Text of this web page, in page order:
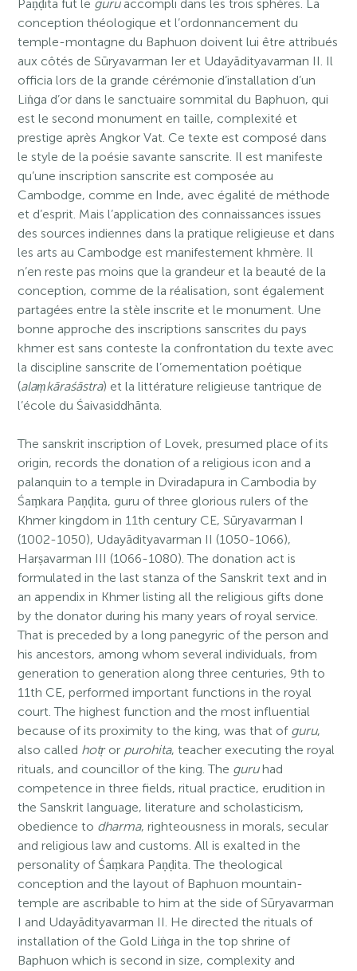
Paṇḍita fut le guruaccompli dans les trois sphères. La
conception théologique et l’ordonnancement du
temple-montagne du Baphuon doivent lui être attribués
aux côtés de Sūryavarman Ier et Udayādityavarman II. Il
officia lors de la grande cérémonie d’installation d’un
Liṅga d’or dans le sanctuaire sommital du Baphuon, qui
est le second monument en taille, complexité et
prestige après Angkor Vat. Ce texte est composé dans
le style de la poésie savante sanscrite. Il est manifeste
qu’une inscription sanscrite est composée au
Cambodge, comme en Inde, avec égalité de méthode
et d’esprit. Mais l’application des connaissances issues
des sources indiennes dans la pratique religieuse et dans
les arts au Cambodge est manifestement khmère. Il
n’en reste pas moins que la grandeur et la beauté de la
conception, comme de la réalisation, sont également
partagées entre la stèle inscrite et le monument. Une
bonne approche des inscriptions sanscrites du pays
khmer est sans conteste la confrontation du texte avec
la discipline sanscrite de l’ornementation poétique
(alaṃkāraśāstra) et la littérature religieuse tantrique de
l’école du Śaivasiddhānta.
The sanskrit inscription of Lovek, presumed place of its
origin, records the donation of a religious icon and a
palanquin to a temple in Dviradapura in Cambodia by
Śaṃkara Paṇḍita, guru of three glorious rulers of the
Khmer kingdom in 11th century CE, Sūryavarman I
(1002-1050), Udayādityavarman II (1050-1066),
Harṣavarman III (1066-1080). The donation act is
formulated in the last stanza of the Sanskrit text and in
an appendix in Khmer listing all the religious gifts done
by the donator during his many years of royal service.
That is preceded by a long panegyric of the person and
his ancestors, among whom several individuals, from
generation to generation along three centuries, 9th to
11th CE, performed important functions in the royal
court. The highest function and the most influential
because of its proximity to the king, was that of guru,
also called hotṛor purohita, teacher executing the royal
rituals, and councillor of the king. The guruhad
competence in three fields, ritual practice, erudition in
the Sanskrit language, literature and scholasticism,
obedience to dharma, righteousness in morals, secular
and religious law and customs. All is exalted in the
personality of Śaṃkara Paṇḍita. The theological
conception and the layout of Baphuon mountain-
temple are ascribable to him at the side of Sūryavarman
I and Udayādityavarman II. He directed the rituals of
installation of the Gold Liṅga in the top shrine of
Baphuon which is second in size, complexity and